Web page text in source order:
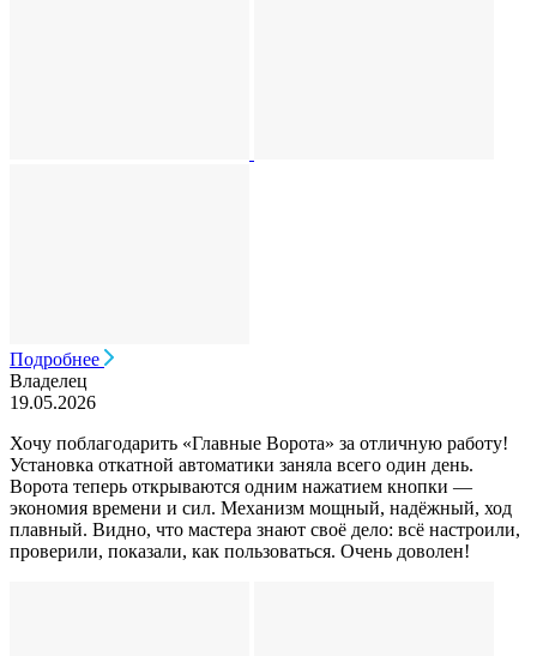
Подробнее
Владелец
19.05.2026
Хочу поблагодарить «Главные Ворота» за отличную работу!
Установка откатной автоматики заняла всего один день.
Ворота теперь открываются одним нажатием кнопки —
экономия времени и сил. Механизм мощный, надёжный, ход
плавный. Видно, что мастера знают своё дело: всё настроили,
проверили, показали, как пользоваться. Очень доволен!